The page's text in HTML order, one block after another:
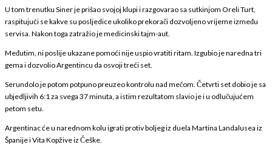
U tom trenutku Siner je prišao svojoj klupi i razgovarao sa sutkinjom Oreli Turt,
raspitujući se kakve su posljedice ukoliko prekorači dozvoljeno vrijeme između
servisa. Nakon toga zatražio je medicinski tajm-aut.
Međutim, ni poslije ukazane pomoći nije uspio vratiti ritam. Izgubio je naredna tri
gema i dozvolio Argentincu da osvoji treći set.
Serundolo je potom potpuno preuzeo kontrolu nad mečom. Četvrti set dobio je sa
ubjedljivih 6:1 za svega 37 minuta, a istim rezultatom slavio je i u odlučujućem
petom setu.
Argentinac će u narednom kolu igrati protiv boljeg iz duela Martina Landalusea iz
Španije i Vita Kopžive iz Češke.